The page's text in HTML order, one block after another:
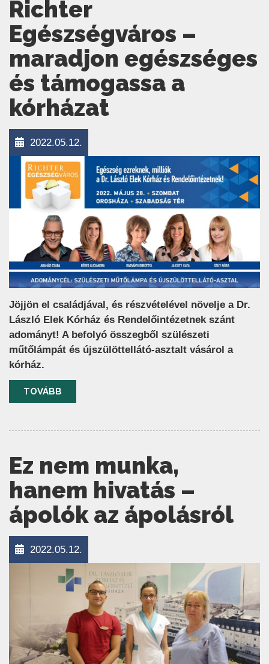
Richter
Egészségváros –
maradjon egészséges
és támogassa a
kórházat
2022.05.12.
Jöjjön el családjával, és részvételével növelje a Dr.
László Elek Kórház és Rendelőintézetnek szánt
adományt! A befolyó összegből szülészeti
műtőlámpát és újszülöttellátó-asztalt vásárol a
kórház.
TOVÁBB
Ez nem munka,
hanem hivatás –
ápolók az ápolásról
2022.05.12.